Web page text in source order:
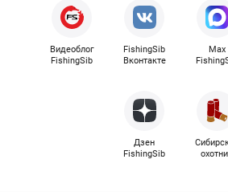
Видеоблог
FishingSib
FishingSib
Вконтакте
Max
Дзен
FishingSib